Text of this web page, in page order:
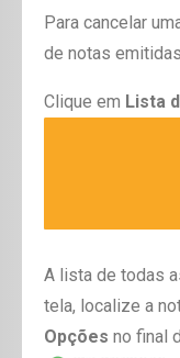
Para cancelar
de notas
Clique em Lista
A lista de todas
tela, localize a
Opções no final